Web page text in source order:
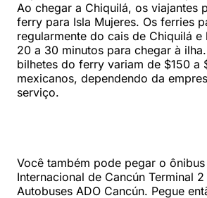
Ao chegar a Chiquilá, os viajantes
ferry para Isla Mujeres. Os ferries
regularmente do cais de Chiquilá e
20 a 30 minutos para chegar à
bilhetes do ferry variam de $150 a
mexicanos, dependendo da
serviço.
Você também pode pegar o
Internacional de Cancún Terminal
Autobuses ADO Cancún. Pegue